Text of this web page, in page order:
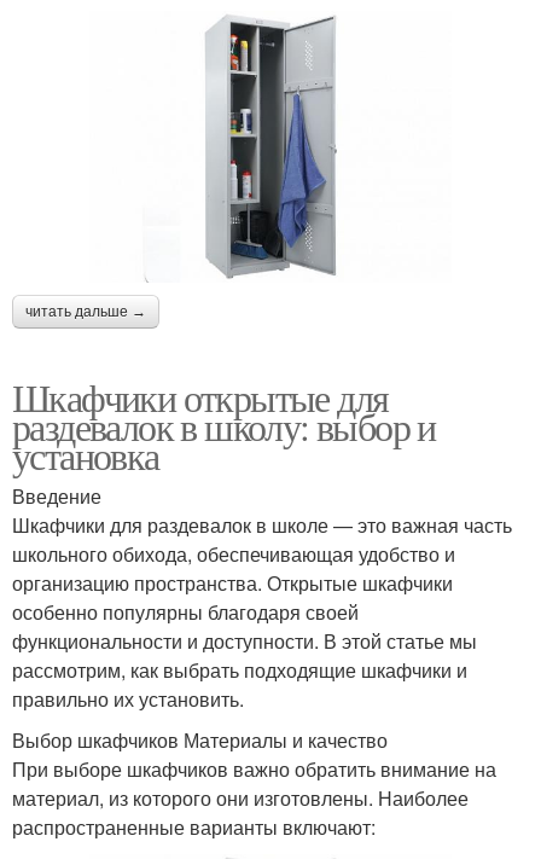
читать дальше →
Шкафчики открытые для
раздевалок в школу: выбор и
установка
Введение
Шкафчики для раздевалок в школе — это важная часть
школьного обихода, обеспечивающая удобство и
организацию пространства. Открытые шкафчики
особенно популярны благодаря своей
функциональности и доступности. В этой статье мы
рассмотрим, как выбрать подходящие шкафчики и
правильно их установить.
Выбор шкафчиков Материалы и качество
При выборе шкафчиков важно обратить внимание на
материал, из которого они изготовлены. Наиболее
распространенные варианты включают: